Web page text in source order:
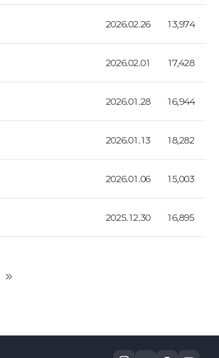
2026.02.26 13,974
2026.02.01 17,428
2026.01.28 16,944
2026.01.13 18,282
2026.01.06 15,003
2025.12.30 16,895